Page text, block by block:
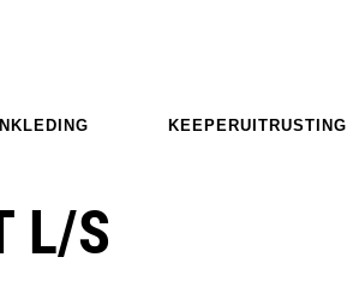
KEEPERUITRUSTING
L/S